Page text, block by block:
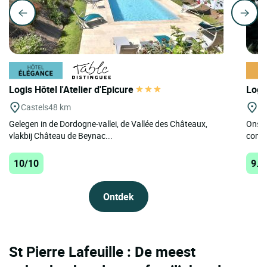
Logis Hôtel l'Atelier d'Epicure
Castels48 km
Gelegen in de Dordogne-vallei, de Vallée des Châteaux,
vlakbij Château de Beynac...
10/10
Ontdek
Ons
St Pierre Lafeuille : De meest